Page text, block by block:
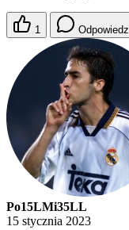
1 Odpowiedz
Po15LMi35LL
15 stycznia 2023